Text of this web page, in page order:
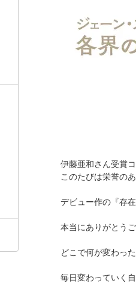
伊藤亜和さん受賞
このたびは栄誉の
デビュー作の『存
本当にありがとう
どこで何が変わっ
毎日変わっていく